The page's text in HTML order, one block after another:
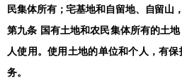
民集体所有；宅基地和自留地、自留山
第九条 国有土地和农民集体所有的土
人使用。使用土地的单位和个人，有
务。